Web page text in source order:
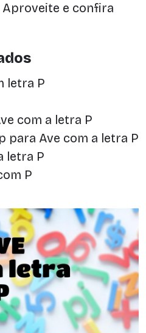
e confira
letra P
com a letra P
para Ave com a letra P
letra P
P